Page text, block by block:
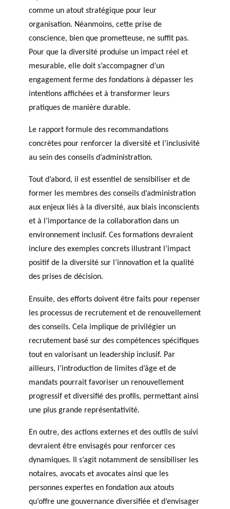
comme un atout stratégique pour leur
organisation. Néanmoins, cette prise de
conscience, bien que prometteuse, ne suffit pas.
Pour que la diversité produise un impact réel et
mesurable, elle doit s’accompagner d’un
engagement ferme des fondations à dépasser les
intentions affichées et à transformer leurs
pratiques de manière durable.
Le rapport formule des recommandations
concrètes pour renforcer la diversité et l’inclusivité
au sein des conseils d’administration.
Tout d’abord, il est essentiel de sensibiliser et de
former les membres des conseils d’administration
aux enjeux liés à la diversité, aux biais inconscients
et à l’importance de la collaboration dans un
environnement inclusif. Ces formations devraient
inclure des exemples concrets illustrant l’impact
positif de la diversité sur l’innovation et la qualité
des prises de décision.
Ensuite, des efforts doivent être faits pour repenser
les processus de recrutement et de renouvellement
des conseils. Cela implique de privilégier un
recrutement basé sur des compétences spécifiques
tout en valorisant un leadership inclusif. Par
ailleurs, l’introduction de limites d’âge et de
mandats pourrait favoriser un renouvellement
progressif et diversifié des profils, permettant ainsi
une plus grande représentativité.
En outre, des actions externes et des outils de suivi
devraient être envisagés pour renforcer ces
dynamiques. Il s’agit notamment de sensibiliser les
notaires, avocats et avocates ainsi que les
personnes expertes en fondation aux atouts
qu’offre une gouvernance diversifiée et d’envisager